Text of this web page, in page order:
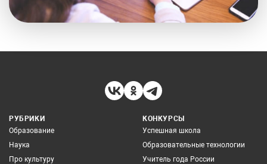
РУБРИКИ
Образование
Наука
Про культуру
КОНКУРСЫ
Успешная школа
Образовательные технологии
Учитель года России